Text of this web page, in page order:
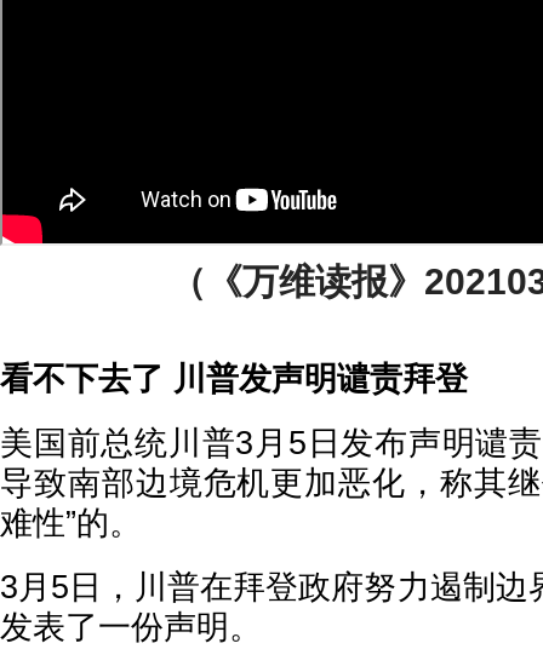
（《万维读报》
看不下去了 川普发声明谴责拜登
美国前总统川普3月5日发布声明谴
导致南部边境危机更加恶化，称其
难性”的。
3月5日，川普在拜登政府努力遏制边
发表了一份声明。